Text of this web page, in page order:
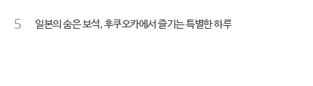
5 일본의 숨은 보석, 후쿠오카에서 즐기는 특별한 하루